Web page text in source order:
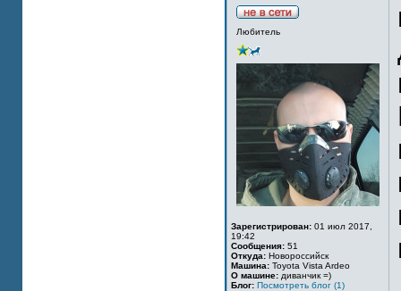
Любитель
Зарегистрирован: 01 июл 2017,
19:42
Сообщения: 51
Откуда: Новороссийск
Машина: Toyota Vista Ardeo
О машине: диванчик =)
Блог: Посмотреть блог (1)